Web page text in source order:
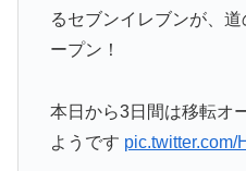
るセブンイレブンが、
ープン！
本日から3日間は移転オ
ようです pic.twitter.com/